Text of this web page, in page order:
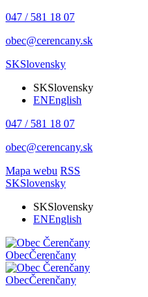
047 / 581 18 07
obec@cerencany.sk
SKSlovensky
SKSlovensky
ENEnglish
047 / 581 18 07
obec@cerencany.sk
Mapa webu RSS
SKSlovensky
SKSlovensky
ENEnglish
ObecČerenčany
ObecČerenčany